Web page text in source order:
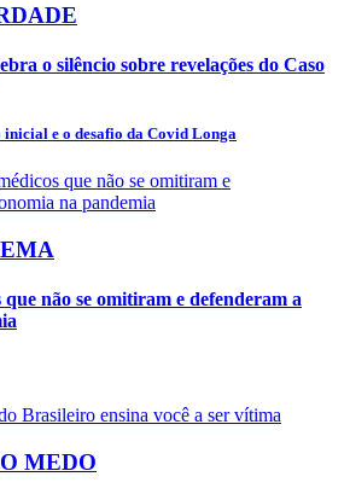
o silêncio sobre revelações do Caso
e o desafio da Covid Longa
não se omitiram e defenderam a
MEDO